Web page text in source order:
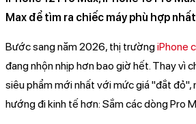
Max để tìm ra chiếc máy phù hợp
Bước sang năm 2026, thị trườngiPhone
đang nhộn nhịp hơn bao giờ hết. Thay vì
siêu phẩm mới nhất với mức giá "đắt đỏ",
hướng đi kinh tế hơn: Sắm các dòng Pro